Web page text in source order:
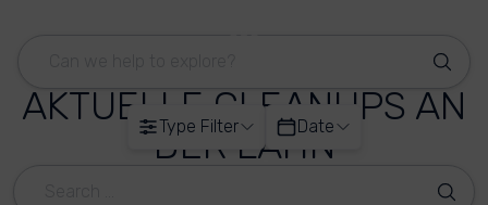
Type Filter Date
AKTUELLE CLEANUPS AN
DER LAHN